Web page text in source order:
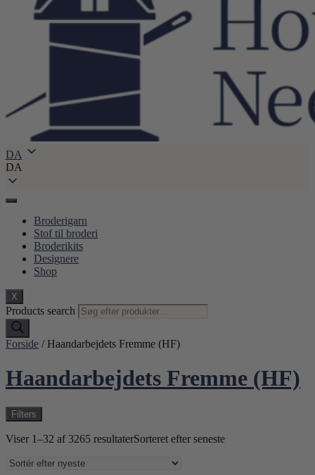
DA
DA
Broderigarn
Stof til broderi
Broderikits
Designere
Shop
X
Products search
Forside / Haandarbejdets Fremme (HF)
Haandarbejdets Fremme (HF)
Filters
Viser 1–32 af 3265 resultaterSorteret efter seneste